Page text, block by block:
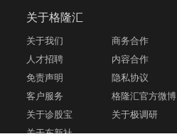
关于格隆汇
关于我们
商务合作
人才招聘
内容合作
免责声明
隐私协议
客户服务
格隆汇官方微博
关于诊股宝
关于极调研
关于东新社